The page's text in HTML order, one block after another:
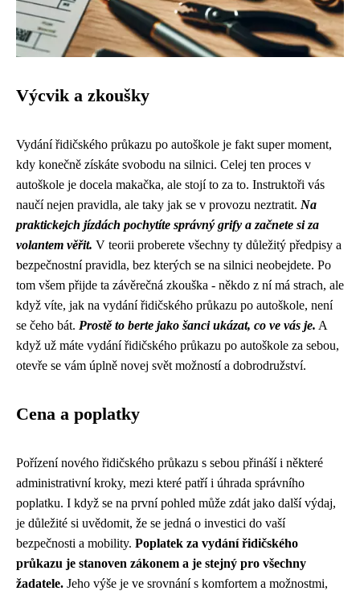
Výcvik a zkoušky
Vydání řidičského průkazu po autoškole je fakt super moment,
kdy konečně získáte svobodu na silnici. Celej ten proces v
autoškole je docela makačka, ale stojí to za to. Instruktoři vás
naučí nejen pravidla, ale taky jak se v provozu neztratit. Na
praktickejch jízdách pochytíte správný grify a začnete si za
volantem věřit. V teorii proberete všechny ty důležitý předpisy a
bezpečnostní pravidla, bez kterých se na silnici neobejdete. Po
tom všem přijde ta závěrečná zkouška - někdo z ní má strach, ale
když víte, jak na vydání řidičského průkazu po autoškole, není
se čeho bát. Prostě to berte jako šanci ukázat, co ve vás je. A
když už máte vydání řidičského průkazu po autoškole za sebou,
otevře se vám úplně novej svět možností a dobrodružství.
Cena a poplatky
Pořízení nového řidičského průkazu s sebou přináší i některé
administrativní kroky, mezi které patří i úhrada správního
poplatku. I když se na první pohled může zdát jako další výdaj,
je důležité si uvědomit, že se jedná o investici do vaší
bezpečnosti a mobility. Poplatek za vydání řidičského
průkazu je stanoven zákonem a je stejný pro všechny
žadatele. Jeho výše je ve srovnání s komfortem a možnostmi,